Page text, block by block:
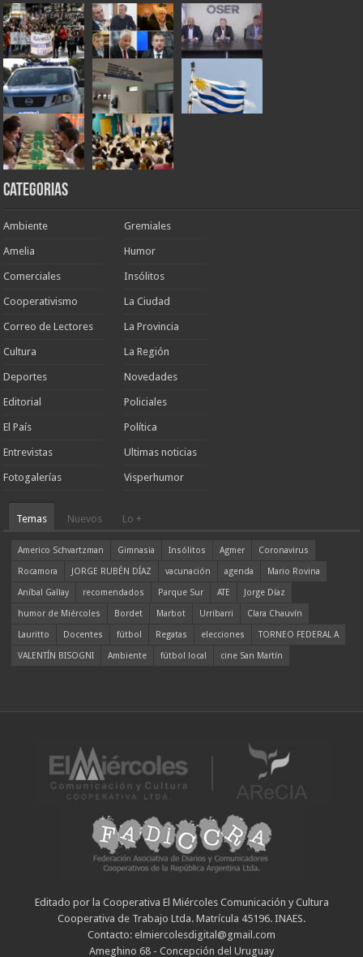
Categorias
Ambiente
Amelia
Comerciales
Cooperativismo
Correo de Lectores
Cultura
Deportes
Editorial
El País
Entrevistas
Fotogalerías
Gremiales
Humor
Insólitos
La Ciudad
La Provincia
La Región
Novedades
Policiales
Política
Ultimas noticias
Visperhumor
Temas Nuevos Lo +
Americo Schvartzman Gimnasia Insólitos Agmer
Coronavirus
Rocamora
JORGE RUBÉN DÍAZ vacunación agenda
Mario Rovina
Aníbal Gallay
recomendados Parque Sur ATE
Jorge Díaz
humor de Miércoles
Bordet Marbot Urribarri
Clara Chauvín
Lauritto
Docentes fútbol Regatas elecciones
TORNEO FEDERAL A
VALENTÍN BISOGNI
Ambiente fútbol local cine San Martín
Editado por la Cooperativa El Miércoles Comunicación y Cultura
Cooperativa de Trabajo Ltda. Matrícula 45196. INAES.
Contacto: elmiercolesdigital@gmail.com
Ameghino 68 - Concepción del Uruguay